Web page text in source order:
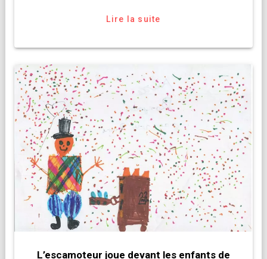
Lire la suite
L’escamoteur joue devant les enfants de